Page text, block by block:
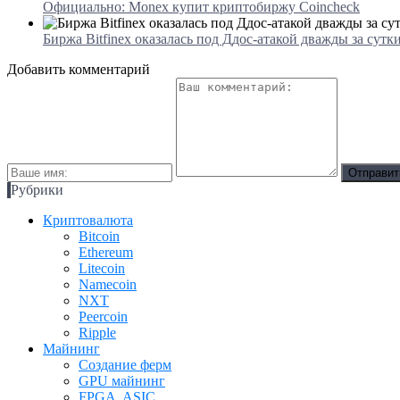
Официально: Monex купит криптобиржу Coincheck
Биржа Bitfinex оказалась под Ддос-атакой дважды за
Добавить комментарий
Рубрики
Криптовалюта
Bitcoin
Ethereum
Litecoin
Namecoin
NXT
Peercoin
Ripple
Майнинг
Создание ферм
GPU майнинг
FPGA, ASIC